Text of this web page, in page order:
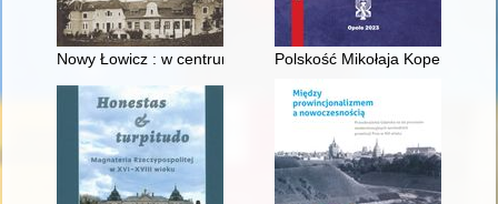
Nowy Łowicz : w centrum poligonu drawskiego od
Polskość Mikołaja Kopernika z